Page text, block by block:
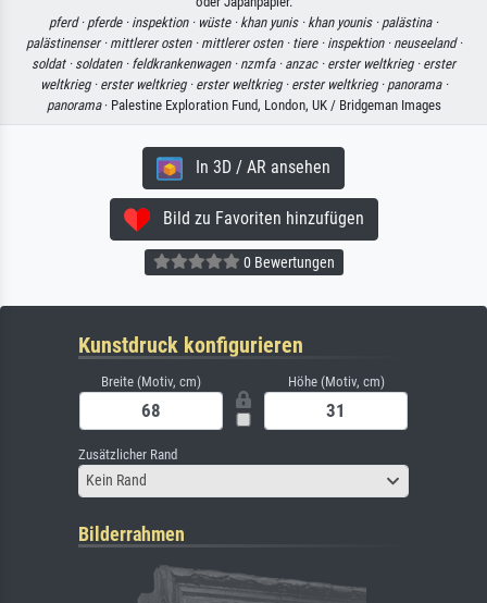
pferd · pferde · inspektion · wüste · khan yunis · khan younis · palästina ·
palästinenser · mittlerer osten · mittlerer osten · tiere · inspektion · neuseeland ·
soldat · soldaten · feldkrankenwagen · nzmfa · anzac · erster weltkrieg · erster
weltkrieg · erster weltkrieg · erster weltkrieg · erster weltkrieg · panorama ·
panorama· Palestine Exploration Fund, London, UK / Bridgeman Images
In 3D / AR ansehen
Bild zu Favoriten hinzufügen
0 Bewertungen
Kunstdruck konfigurieren
Breite (Motiv, cm) Höhe (Motiv, cm)
Zusätzlicher Rand
Kein Rand
Bilderrahmen